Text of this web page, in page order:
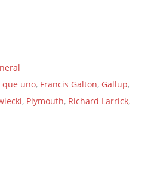
que uno, Francis Galton, Gallup,
, Plymouth, Richard Larrick,